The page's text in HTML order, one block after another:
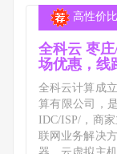
高性价
全科云 枣
场优惠，线
全科云计算成
算有限公司，
IDC/ISP/，商
联网业务解决